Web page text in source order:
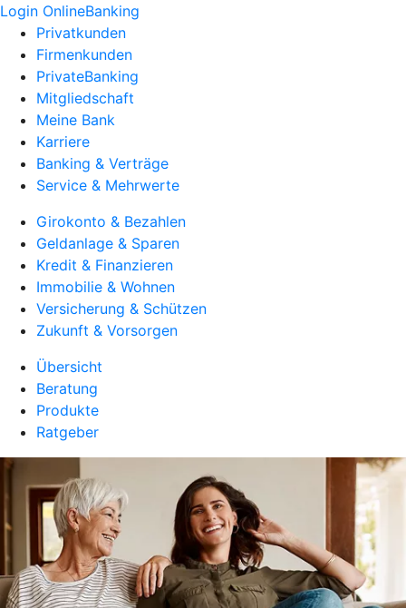
Login OnlineBanking
Privatkunden
Firmenkunden
PrivateBanking
Mitgliedschaft
Meine Bank
Karriere
Banking & Verträge
Service & Mehrwerte
Girokonto & Bezahlen
Geldanlage & Sparen
Kredit & Finanzieren
Immobilie & Wohnen
Versicherung & Schützen
Zukunft & Vorsorgen
Übersicht
Beratung
Produkte
Ratgeber